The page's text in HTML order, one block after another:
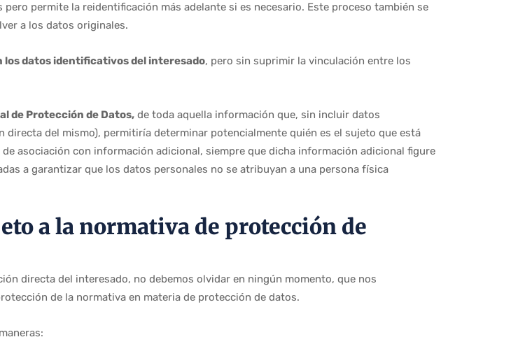
permite la reidentificación más adelante si es necesario. Este proceso también se
a los datos originales.
los datos identificativos del interesado, pero sin suprimir la vinculación entre los
de Protección de Datos, de toda aquella información que, sin incluir datos
del mismo), permitiría determinar potencialmente quién es el sujeto que está
asociación con información adicional, siempre que dicha información adicional figure
a garantizar que los datos personales no se atribuyan a una persona física
a la normativa de protección de
directa del interesado, no debemos olvidar en ningún momento, que nos
de la normativa en materia de protección de datos.